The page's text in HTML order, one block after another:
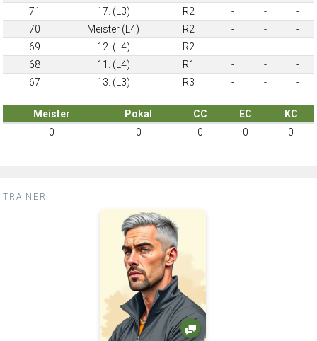
71
17. (L3) R2 - -
-
70
Meister (L4) R2 - -
-
69
12. (L4) R2 - -
-
68
11. (L4) R1 - -
-
67
13. (L3) R3 - - -
Meister Pokal CC EC
KC
0
0 0 0 0
TRAINER: